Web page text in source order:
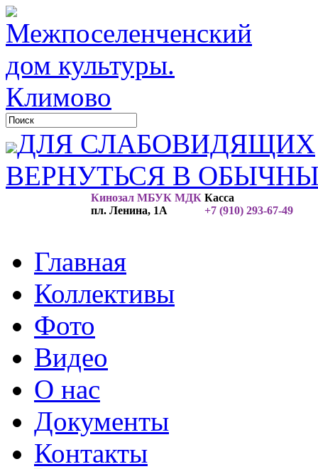
ДЛЯ СЛАБОВИДЯЩИХ
ВЕРНУТЬСЯ В
Кинозал МБУК МДК
пл. Ленина, 1А
Касса
+7 (910) 293-67-49
Главная
Коллективы
Фото
Видео
О нас
Документы
Контакты